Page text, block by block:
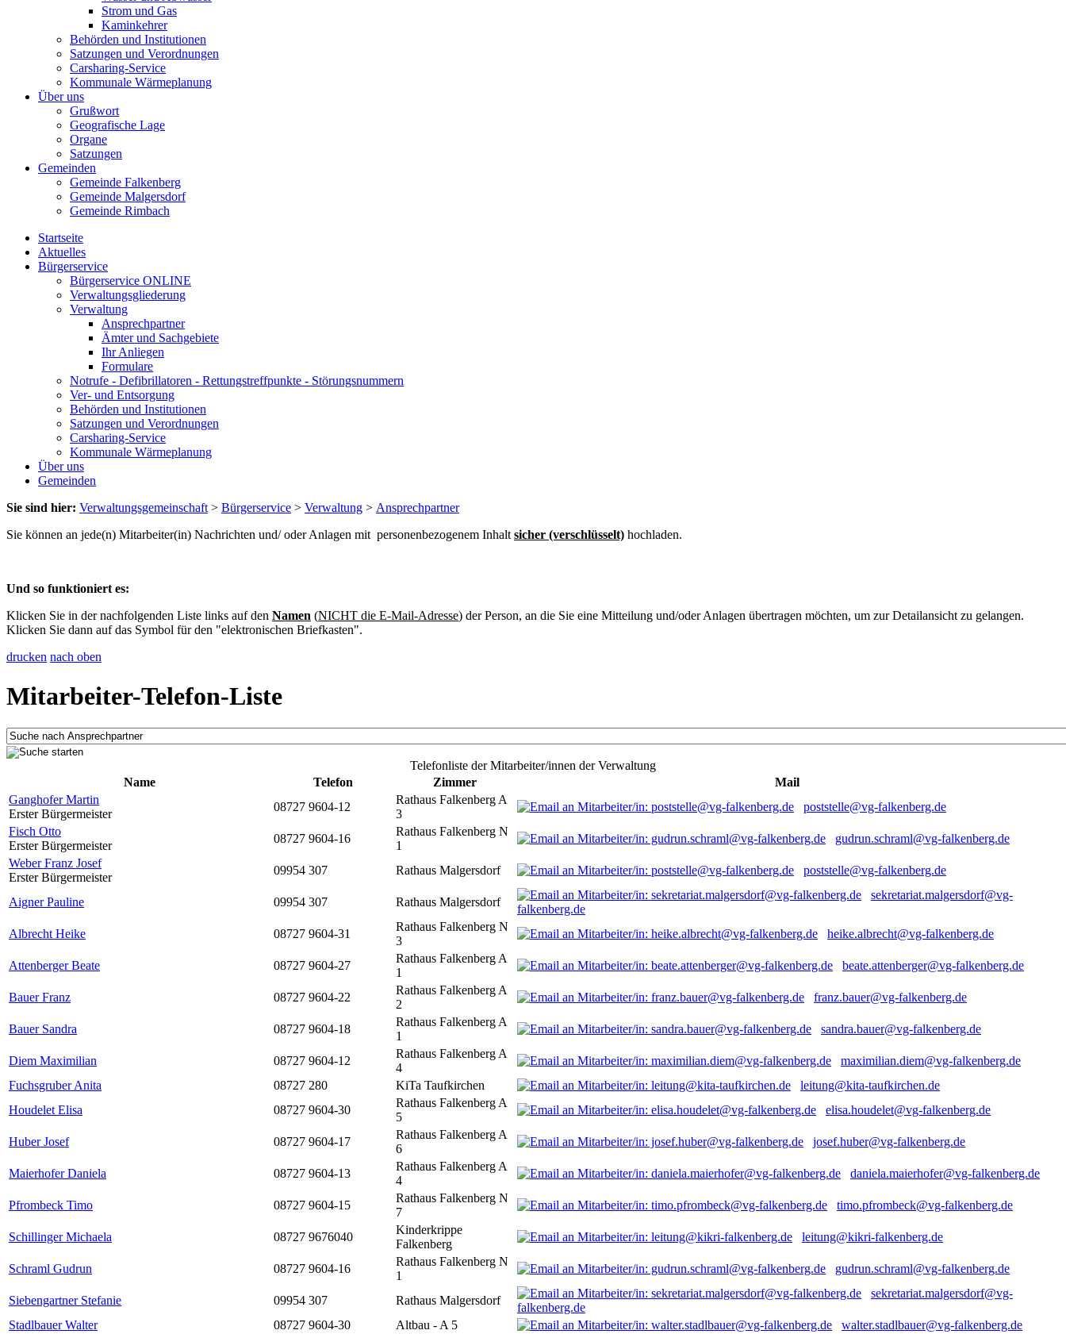
Strom und Gas
Kaminkehrer
Behörden und Institutionen
Satzungen und Verordnungen
Carsharing-Service
Kommunale Wärmeplanung
Über uns
Grußwort
Geografische Lage
Organe
Satzungen
Gemeinden
Gemeinde Falkenberg
Gemeinde Malgersdorf
Gemeinde Rimbach
Startseite
Aktuelles
Bürgerservice
Bürgerservice ONLINE
Verwaltungsgliederung
Verwaltung
Ansprechpartner
Ämter und Sachgebiete
Ihr Anliegen
Formulare
Notrufe - Defibrillatoren - Rettungstreffpunkte - Störungsnummern
Ver- und Entsorgung
Behörden und Institutionen
Satzungen und Verordnungen
Carsharing-Service
Kommunale Wärmeplanung
Über uns
Gemeinden
Sie sind hier: Verwaltungsgemeinschaft > Bürgerservice > Verwaltung > Ansprechpartner
Sie können an jede(n) Mitarbeiter(in) Nachrichten und/ oder Anlagen mit personenbezogenem Inhalt sicher (verschlüsselt) hochladen.
Und so funktioniert es:
Klicken Sie in der nachfolgenden Liste links auf den Namen (NICHT die E-Mail-Adresse) der Person, an die Sie eine Mitteilung und/oder Anlagen übertragen möchten, um zur Detailansicht zu gelangen.
Klicken Sie dann auf das Symbol für den "elektronischen Briefkasten".
drucken nach oben
Mitarbeiter-Telefon-Liste
Telefonliste der Mitarbeiter/innen der Verwaltung
Name
Telefon Zimmer
Mail
Ganghofer Martin
Erster Bürgermeister
08727 9604-12
Rathaus Falkenberg A
3
poststelle@vg-falkenberg.de
Fisch Otto
Erster Bürgermeister
08727 9604-16
Rathaus Falkenberg N
1
gudrun.schraml@vg-falkenberg.de
Weber Franz Josef
Erster Bürgermeister
09954 307 Rathaus Malgersdorf poststelle@vg-falkenberg.de
Aigner Pauline 09954 307 Rathaus Malgersdorf
sekretariat.malgersdorf@vg-
falkenberg.de
Albrecht Heike
08727 9604-31
Rathaus Falkenberg N
3
heike.albrecht@vg-falkenberg.de
Attenberger Beate 08727 9604-27
Rathaus Falkenberg A
1
beate.attenberger@vg-falkenberg.de
Bauer Franz 08727 9604-22
Rathaus Falkenberg A
2
franz.bauer@vg-falkenberg.de
Bauer Sandra 08727 9604-18
Rathaus Falkenberg A
1
sandra.bauer@vg-falkenberg.de
Diem Maximilian 08727 9604-12
Rathaus Falkenberg A
4
maximilian.diem@vg-falkenberg.de
Fuchsgruber Anita
08727 280 KiTa Taufkirchen
leitung@kita-taufkirchen.de
Houdelet Elisa
08727 9604-30
Rathaus Falkenberg A
5
elisa.houdelet@vg-falkenberg.de
Huber Josef 08727 9604-17
Rathaus Falkenberg A
6
josef.huber@vg-falkenberg.de
Maierhofer Daniela 08727 9604-13
Rathaus Falkenberg A
4
daniela.maierhofer@vg-falkenberg.de
Pfrombeck Timo 08727 9604-15
Rathaus Falkenberg N
7
timo.pfrombeck@vg-falkenberg.de
Schillinger Michaela 08727 9676040
Kinderkrippe
Falkenberg
leitung@kikri-falkenberg.de
Schraml Gudrun 08727 9604-16
Rathaus Falkenberg N
1
gudrun.schraml@vg-falkenberg.de
Siebengartner Stefanie 09954 307 Rathaus Malgersdorf
sekretariat.malgersdorf@vg-
falkenberg.de
Stadlbauer Walter
08727 9604-30 Altbau - A 5
walter.stadlbauer@vg-falkenberg.de